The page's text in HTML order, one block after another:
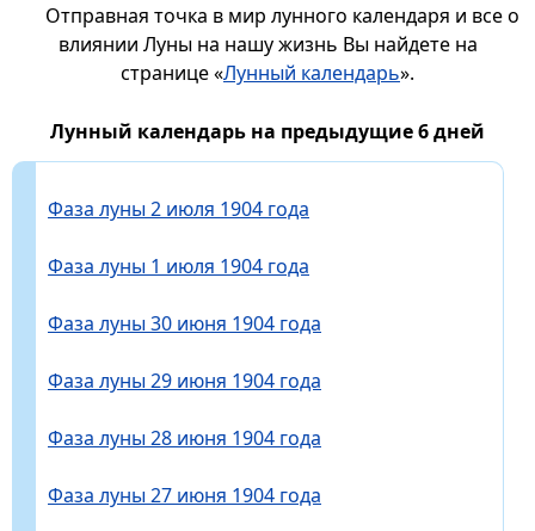
Отправная точка в мир лунного календаря и все о
влиянии Луны на нашу жизнь Вы найдете на
странице «Лунный календарь».
Лунный календарь на предыдущие 6 дней
Фаза луны 2 июля 1904 года
Фаза луны 1 июля 1904 года
Фаза луны 30 июня 1904 года
Фаза луны 29 июня 1904 года
Фаза луны 28 июня 1904 года
Фаза луны 27 июня 1904 года